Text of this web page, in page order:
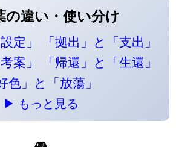
の違い・使い分け
定」
「拠出」と「支出」
案」
「帰還」と「生還」
色」と「放蕩」
▶ もっと見る